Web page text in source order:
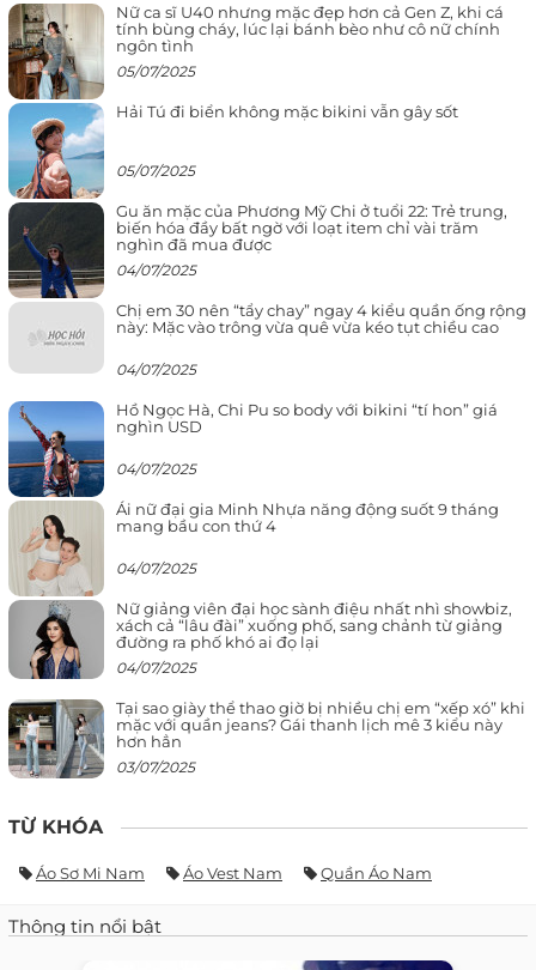
Nữ ca sĩ U40 nhưng mặc đẹp hơn cả Gen Z, khi cá
tính bùng cháy, lúc lại bánh bèo như cô nữ chính
ngôn tình
05/07/2025
Hải Tú đi biển không mặc bikini vẫn gây sốt
05/07/2025
Gu ăn mặc của Phương Mỹ Chi ở tuổi 22: Trẻ trung,
biến hóa đầy bất ngờ với loạt item chỉ vài trăm
nghìn đã mua được
04/07/2025
Chị em 30 nên “tẩy chay” ngay 4 kiểu quần ống rộng
này: Mặc vào trông vừa quê vừa kéo tụt chiều cao
04/07/2025
Hồ Ngọc Hà, Chi Pu so body với bikini “tí hon” giá
nghìn USD
04/07/2025
Ái nữ đại gia Minh Nhựa năng động suốt 9 tháng
mang bầu con thứ 4
04/07/2025
Nữ giảng viên đại học sành điệu nhất nhì showbiz,
xách cả “lâu đài” xuống phố, sang chảnh từ giảng
đường ra phố khó ai đọ lại
04/07/2025
Tại sao giày thể thao giờ bị nhiều chị em “xếp xó” khi
mặc với quần jeans? Gái thanh lịch mê 3 kiểu này
hơn hẳn
03/07/2025
TỪ KHÓA
Áo Sơ Mi Nam Áo Vest Nam Quần Áo Nam
Thông tin nổi bật